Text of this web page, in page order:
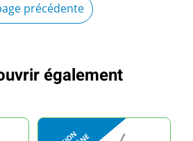
précédente
également